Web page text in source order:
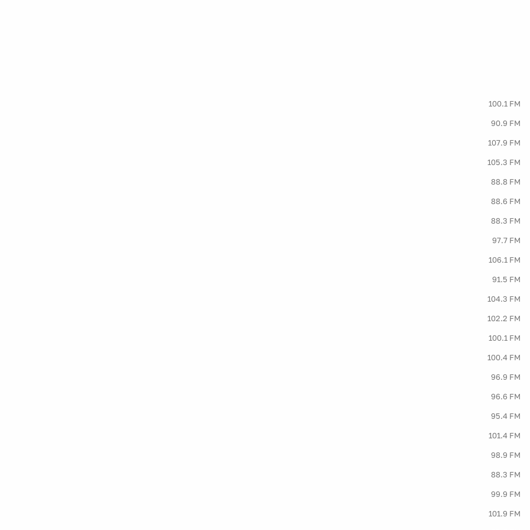
100.1 FM
90.9 FM
107.9 FM
105.3 FM
88.8 FM
88.6 FM
88.3 FM
97.7 FM
106.1 FM
91.5 FM
104.3 FM
102.2 FM
100.1 FM
100.4 FM
96.9 FM
96.6 FM
95.4 FM
101.4 FM
98.9 FM
88.3 FM
99.9 FM
101.9 FM